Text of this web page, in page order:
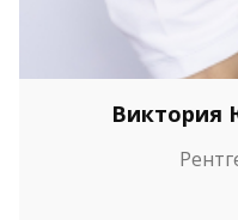
Виктория